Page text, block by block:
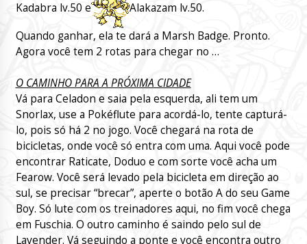
Kadabra lv.50 e
Alakazam lv.50.
Quando ganhar, ela te dará a Marsh Badge. Pronto.
Agora você tem 2 rotas para chegar no …
O CAMINHO PARA A PRÓXIMA CIDADE
Vá para Celadon e saia pela esquerda, ali tem um
Snorlax, use a Pokéflute para acordá-lo, tente capturá-
lo, pois só há 2 no jogo. Você chegará na rota de
bicicletas, onde você só entra com uma. Aqui você pode
encontrar Raticate, Doduo e com sorte você acha um
Fearow. Você será levado pela bicicleta em direção ao
sul, se precisar “brecar”, aperte o botão A do seu Game
Boy. Só lute com os treinadores aqui, no fim você chega
em Fuschia. O outro caminho é saindo pelo sul de
Lavender. Vá seguindo a ponte e você encontra outro